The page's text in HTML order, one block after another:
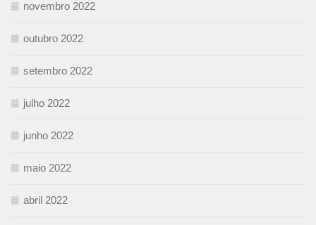
novembro 2022
outubro 2022
setembro 2022
julho 2022
junho 2022
maio 2022
abril 2022